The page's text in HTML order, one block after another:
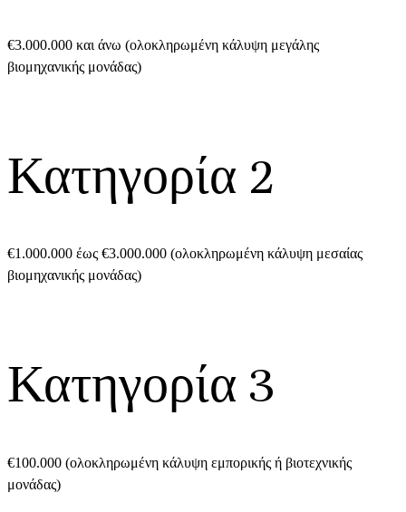
€3.000.000 και άνω (ολοκληρωμένη κάλυψη μεγάλης
βιομηχανικής μονάδας)
Κατηγορία 2
€1.000.000 έως €3.000.000 (ολοκληρωμένη κάλυψη μεσαίας
βιομηχανικής μονάδας)
Κατηγορία 3
€100.000 (ολοκληρωμένη κάλυψη εμπορικής ή βιοτεχνικής
μονάδας)